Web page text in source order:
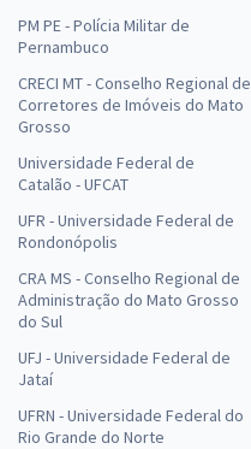
PM PE - Polícia Militar de
Pernambuco
CRECI MT - Conselho Regional de
Corretores de Imóveis do Mato
Grosso
Universidade Federal de
Catalão - UFCAT
UFR - Universidade Federal de
Rondonópolis
CRA MS - Conselho Regional de
Administração do Mato Grosso
do Sul
UFJ - Universidade Federal de
Jataí
UFRN - Universidade Federal do
Rio Grande do Norte